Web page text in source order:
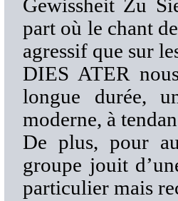
Gewissheit Zu
part où le chant
agressif que sur
DIES ATER
longue durée,
moderne, à
De plus, pour
groupe jouit
particulier mais